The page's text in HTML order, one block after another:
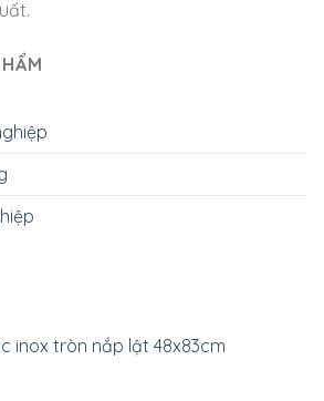
inox tròn nắp lật 48x83cm